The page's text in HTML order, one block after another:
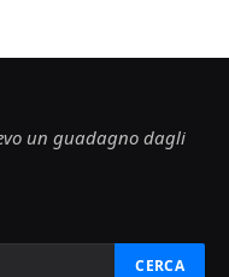
un guadagno dagli